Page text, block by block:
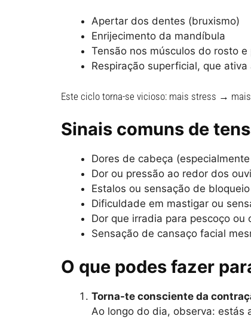
Apertar dos dentes (bruxismo)
Enrijecimento da mandíbula
Tensão nos músculos do rosto e
Respiração superficial, que
Este ciclo torna-se vicioso: mais stress →
Sinais comuns de
Dores de cabeça
Dor ou pressão ao redor dos
Estalos ou sensação de
Dificuldade em mastigar ou
Dor que irradia para pescoço ou
Sensação de cansaço facial
O que podes fazer
Torna-te consciente da
Ao longo do dia, observa: estás